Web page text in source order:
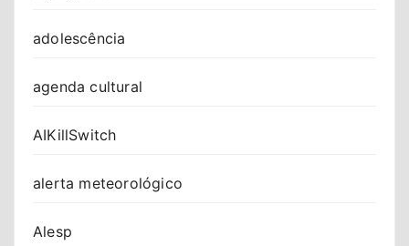
adolescência
agenda cultural
AIKillSwitch
alerta meteorológico
Alesp